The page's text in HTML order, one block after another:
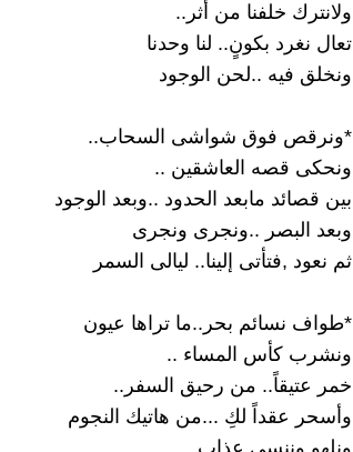
ولانترك خلفنا من أثر..
تعال نغرد بكونٍ.. لنا وحدنا
ونخلق فيه ..لحن الوجود
*ونرقص فوق شواشى السحاب..
ونحكى قصه العاشقين ..
بين قصائد مابعد الحدود ..وبعد الوجود
وبعد البصر ..ونجرى ونجرى
ثم نعود ,فتأتى إلينا.. ليالى السمر
*طواف نسائم بحر..ما تراها عيون
ونشرب كأس المساء ..
خمر عتيقاً.. من رحيق السفر..
وأسحر عقداً لكِ ...من هاتيك النجوم
ونلهو وننسى عذاب..